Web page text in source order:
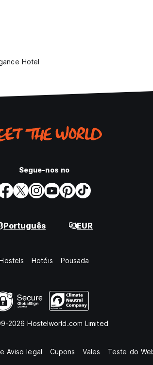
Hotel
Segue-nos no
Português EUR
Hotéis Pousada
2026 Hostelworld.com Limited
Aviso legal Cupons Vales Teste do